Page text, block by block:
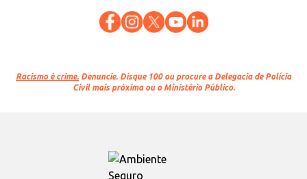
Racismo é crime. Denuncie. Disque 100 ou procure a Delegacia de Polícia
Civil mais próxima ou o Ministério Público.